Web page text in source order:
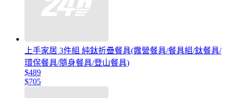
上手家居 3件組 純鈦折疊餐具(露營餐具/餐具組/鈦餐具/
環保餐具/隨身餐具/登山餐具)
$489
$705